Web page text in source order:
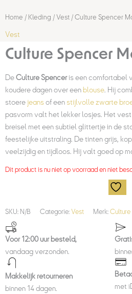
Home / Kleding / Vest / Culture Spencer
Vest
Culture Spencer
DeCulture Spenceris een comfortabel
koudere dagen over een blouse. Hij
stoere jeansof eenstijlvolle zwarte
pasvorm valt het lekker losjes. Het
breisel met een subtiel glittertje in de
feestelijke uitstraling. De tinten grijs,
veelzijdig en tijdloos. Hij valt goed op
Dit product is nu niet op voorraad en niet
SKU: N/B Categorie: Vest Merk: Culture
Voor 12:00 uur besteld,
vandaag verzonden.
Makkelijk retourneren
binnen 14 dagen.
met